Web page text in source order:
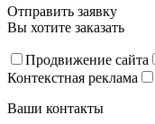
Отправить заявку
Вы хотите заказать
Продвижение сайта
Контекстная реклама
Ваши контакты